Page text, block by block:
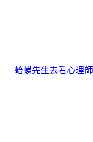
蛤蟆先生去看心理師